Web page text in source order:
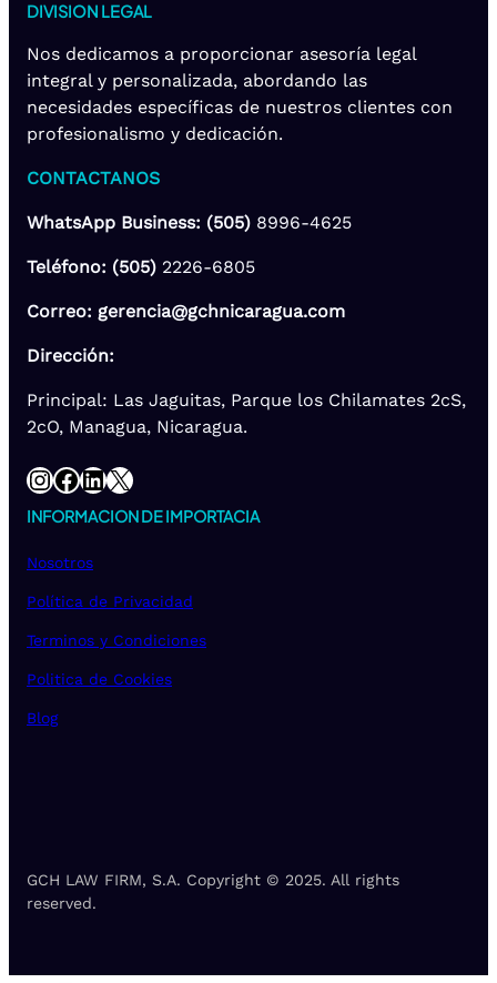
DIVISION LEGAL
Nos dedicamos a proporcionar asesoría legal
integral y personalizada, abordando las
necesidades específicas de nuestros clientes con
profesionalismo y dedicación.
CONTACTANOS
WhatsApp Business: (505) 8996-4625
Teléfono: (505) 2226-6805
Correo: gerencia@gchnicaragua.com
Dirección:
Principal: Las Jaguitas, Parque los Chilamates 2cS,
2cO, Managua, Nicaragua.
InstagramFacebook LinkedIn X
INFORMACION DE IMPORTACIA
Nosotros
Política de Privacidad
Terminos y Condiciones
Politica de Cookies
Blog
GCH LAW FIRM, S.A. Copyright © 2025. All rights
reserved.